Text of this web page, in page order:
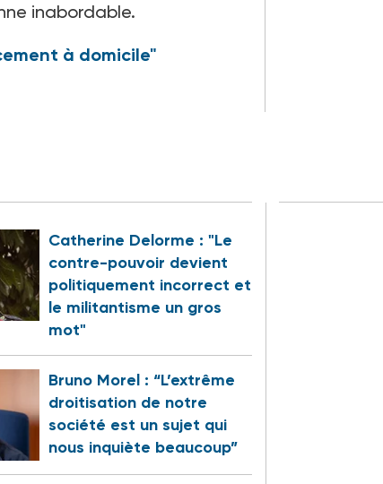
inabordable.
à domicile"
Catherine Delorme : "Le
contre-pouvoir devient
politiquement incorrect et
le militantisme un gros
mot"
Bruno Morel : “L’extrême
droitisation de notre
société est un sujet qui
nous inquiète beaucoup”